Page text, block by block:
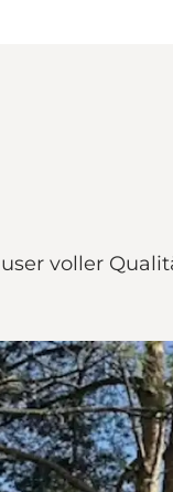
voller